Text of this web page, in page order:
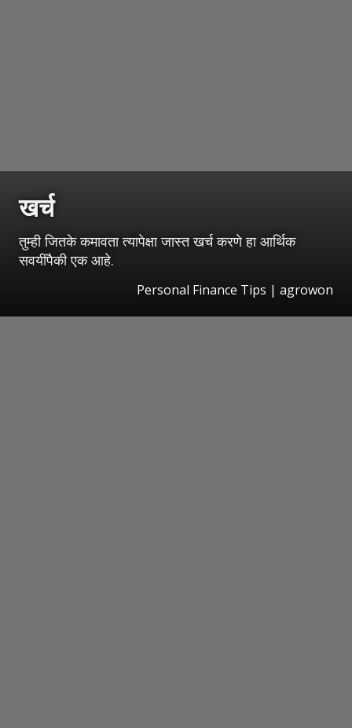
खर्च
तुम्ही जितके कमावता त्यापेक्षा जास्त खर्च करणे हा आर्थिक
सवयींपैकी एक आहे.
Personal Finance Tips | agrowon